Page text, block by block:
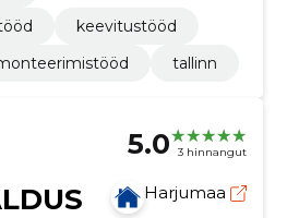
keevitustööd
tallinn
5.0 3 hinnangut
Harjumaa